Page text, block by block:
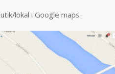
lokal i Google maps.